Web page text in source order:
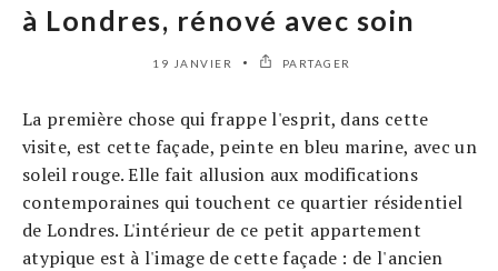
à Londres, rénové avec soin
19 JANVIER PARTAGER
La première chose qui frappe l'esprit, dans cette
visite, est cette façade, peinte en bleu marine, avec un
soleil rouge. Elle fait allusion aux modifications
contemporaines qui touchent ce quartier résidentiel
de Londres. L'intérieur de ce petit appartement
atypique est à l'image de cette façade : de l'ancien